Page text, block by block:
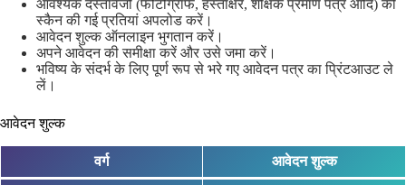
आवश्यक दस्तावेजों (फोटोग्राफ, हस्ताक्षर, शैक्षिक प्रमाण पत्र आदि) की
स्कैन की गई प्रतियां अपलोड करें।
आवेदन शुल्क ऑनलाइन भुगतान करें।
अपने आवेदन की समीक्षा करें और उसे जमा करें।
भविष्य के संदर्भ के लिए पूर्ण रूप से भरे गए आवेदन पत्र का प्रिंटआउट ले
लें।
आवेदन शुल्क
वर्ग आवेदन शुल्क